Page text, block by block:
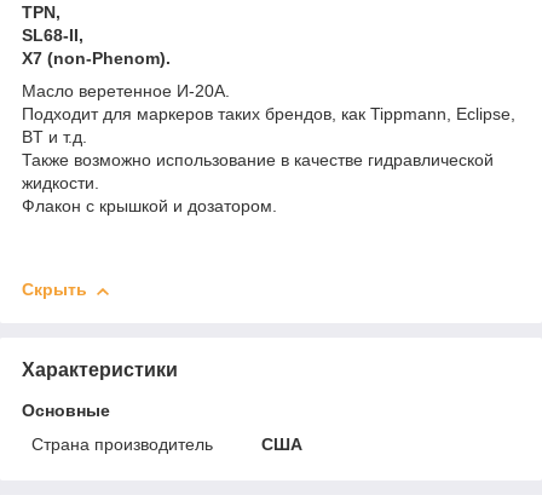
TPN,
SL68-II,
X7 (non-Phenom).
Масло веретенное И-20А.
Подходит для маркеров таких брендов, как Tippmann, Eclipse,
BT и т.д.
Также возможно использование в качестве гидравлической
жидкости.
Флакон с крышкой и дозатором.
Скрыть
Характеристики
Основные
Страна производитель
США